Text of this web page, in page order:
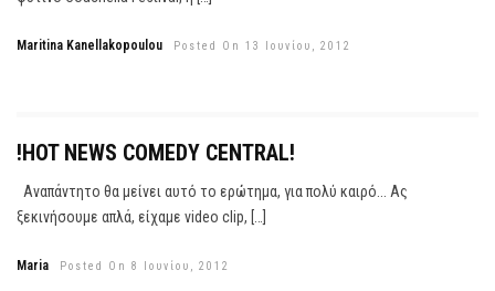
Maritina Kanellakopoulou Posted On 13 Ιουνίου, 2012
!HOT NEWS COMEDY CENTRAL!
Αναπάντητο θα μείνει αυτό το ερώτημα, για πολύ καιρό... Ας
ξεκινήσουμε απλά, είχαμε video clip, […]
Maria Posted On 8 Ιουνίου, 2012